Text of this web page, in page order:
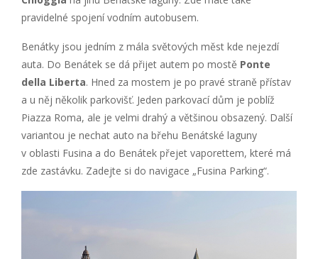
pravidelné spojení vodním autobusem.
Benátky jsou jedním z mála světových měst kde nejezdí
auta. Do Benátek se dá přijet autem po mostě Ponte
della Liberta. Hned za mostem je po pravé straně přístav
a u něj několik parkovišť. Jeden parkovací dům je poblíž
Piazza Roma, ale je velmi drahý a většinou obsazený. Další
variantou je nechat auto na břehu Benátské laguny
v oblasti Fusina a do Benátek přejet vaporettem, které má
zde zastávku. Zadejte si do navigace „Fusina Parking“.